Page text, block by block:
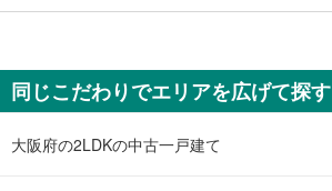
堺市堺区宿屋町東1丁
6,750万円
未定
建物面積 -
同じこだわりでエリアを広げて探す
大阪府の2LDKの中古一戸建て